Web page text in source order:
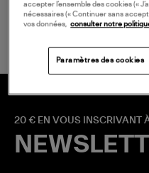
à partir
20 € EN VOUS INSCRIVANT
accepter l’ensemble des cookies («
nécessaires (« Continuer sans
vos données, consulter notre
Paramètres des cookies